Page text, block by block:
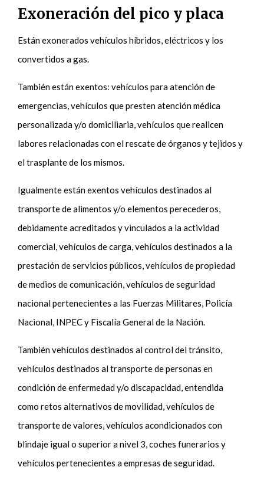
Exoneración del pico y placa
Están exonerados vehículos híbridos, eléctricos y los
convertidos a gas.
También están exentos: vehículos para atención de
emergencias, vehículos que presten atención médica
personalizada y/o domiciliaria, vehículos que realicen
labores relacionadas con el rescate de órganos y tejidos y
el trasplante de los mismos.
Igualmente están exentos vehículos destinados al
transporte de alimentos y/o elementos perecederos,
debidamente acreditados y vinculados a la actividad
comercial, vehículos de carga, vehículos destinados a la
prestación de servicios públicos, vehículos de propiedad
de medios de comunicación, vehículos de seguridad
nacional pertenecientes a las Fuerzas Militares, Policía
Nacional, INPEC y Fiscalía General de la Nación.
También vehículos destinados al control del tránsito,
vehículos destinados al transporte de personas en
condición de enfermedad y/o discapacidad, entendida
como retos alternativos de movilidad, vehículos de
transporte de valores, vehículos acondicionados con
blindaje igual o superior a nivel 3, coches funerarios y
vehículos pertenecientes a empresas de seguridad.